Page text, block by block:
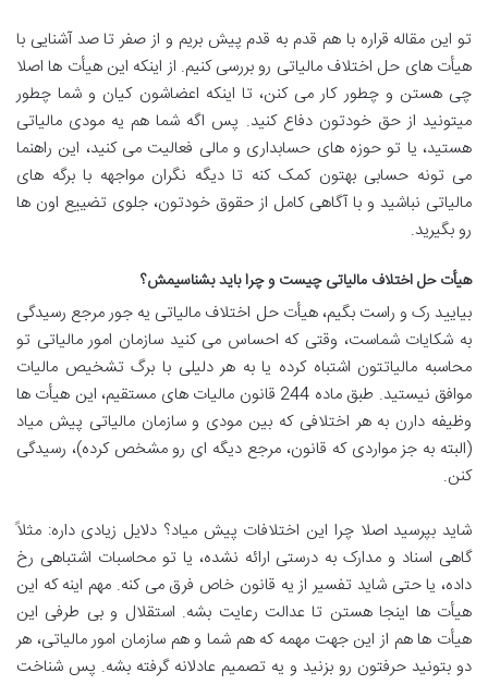
تو این مقاله قراره با هم قدم به قدم پیش بریم و از صفر تا صد آشنایی با
هیأت های حل اختلاف مالیاتی رو بررسی کنیم. از اینکه این هیأت ها اصلا
چی هستن و چطور کار می کنن، تا اینکه اعضاشون کیان و شما چطور
میتونید از حق خودتون دفاع کنید. پس اگه شما هم یه مودی مالیاتی
هستید، یا تو حوزه های حسابداری و مالی فعالیت می کنید، این راهنما
می تونه حسابی بهتون کمک کنه تا دیگه نگران مواجهه با برگه های
مالیاتی نباشید و با آگاهی کامل از حقوق خودتون، جلوی تضییع اون ها
رو بگیرید.
هیأت حل اختلاف مالیاتی چیست و چرا باید بشناسیمش؟
بیایید رک و راست بگیم، هیأت حل اختلاف مالیاتی یه جور مرجع رسیدگی
به شکایات شماست، وقتی که احساس می کنید سازمان امور مالیاتی تو
محاسبه مالیاتتون اشتباه کرده یا به هر دلیلی با برگ تشخیص مالیات
موافق نیستید. طبق ماده 244 قانون مالیات های مستقیم، این هیأت ها
وظیفه دارن به هر اختلافی که بین مودی و سازمان مالیاتی پیش میاد
(البته به جز مواردی که قانون، مرجع دیگه ای رو مشخص کرده)، رسیدگی
کنن.
شاید بپرسید اصلا چرا این اختلافات پیش میاد؟ دلایل زیادی داره: مثلاً
گاهی اسناد و مدارک به درستی ارائه نشده، یا تو محاسبات اشتباهی رخ
داده، یا حتی شاید تفسیر از یه قانون خاص فرق می کنه. مهم اینه که این
هیأت ها اینجا هستن تا عدالت رعایت بشه. استقلال و بی طرفی این
هیأت ها هم از این جهت مهمه که هم شما و هم سازمان امور مالیاتی، هر
دو بتونید حرفتون رو بزنید و یه تصمیم عادلانه گرفته بشه. پس شناخت